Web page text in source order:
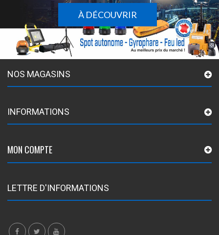
À DÉCOUVRIR
NOS MAGASINS
INFORMATIONS
MON COMPTE
LETTRE D'INFORMATIONS